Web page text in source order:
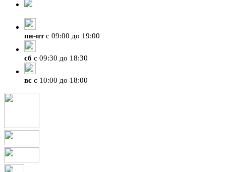
пн-птс 09:00 до 19:00
сб с 09:30 до 18:30
вс с 10:00 до 18:00